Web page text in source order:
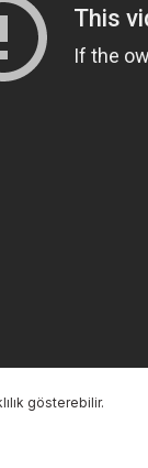
gösterebilir.